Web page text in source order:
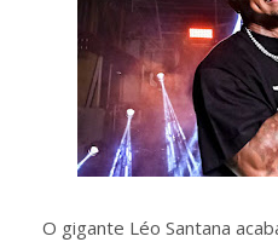
O gigante Léo Santana